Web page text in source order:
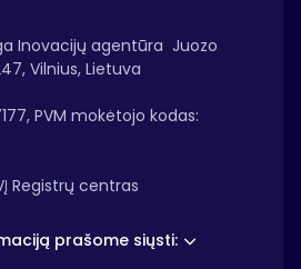
Inovacijų agentūra Juozo
Vilnius, Lietuva
PVM mokėtojo kodas:
Registrų centras
prašome siųsti: